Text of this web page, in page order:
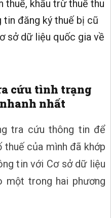
thuế, khấu trừ thuế thu
tin đăng ký thuế bị cũ
sở dữ liệu quốc gia về
cứu tình trạng
nhất
tra cứu thông tin để
của mình đã khớp
tin với Cơ sở dữ liệu
một trong hai phương